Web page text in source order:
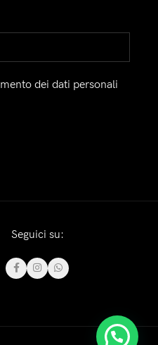
dei dati personali
Seguici su: